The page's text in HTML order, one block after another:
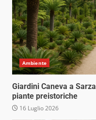
Ambiente
Giardini Caneva a
piante preistoriche
16 Luglio 2026